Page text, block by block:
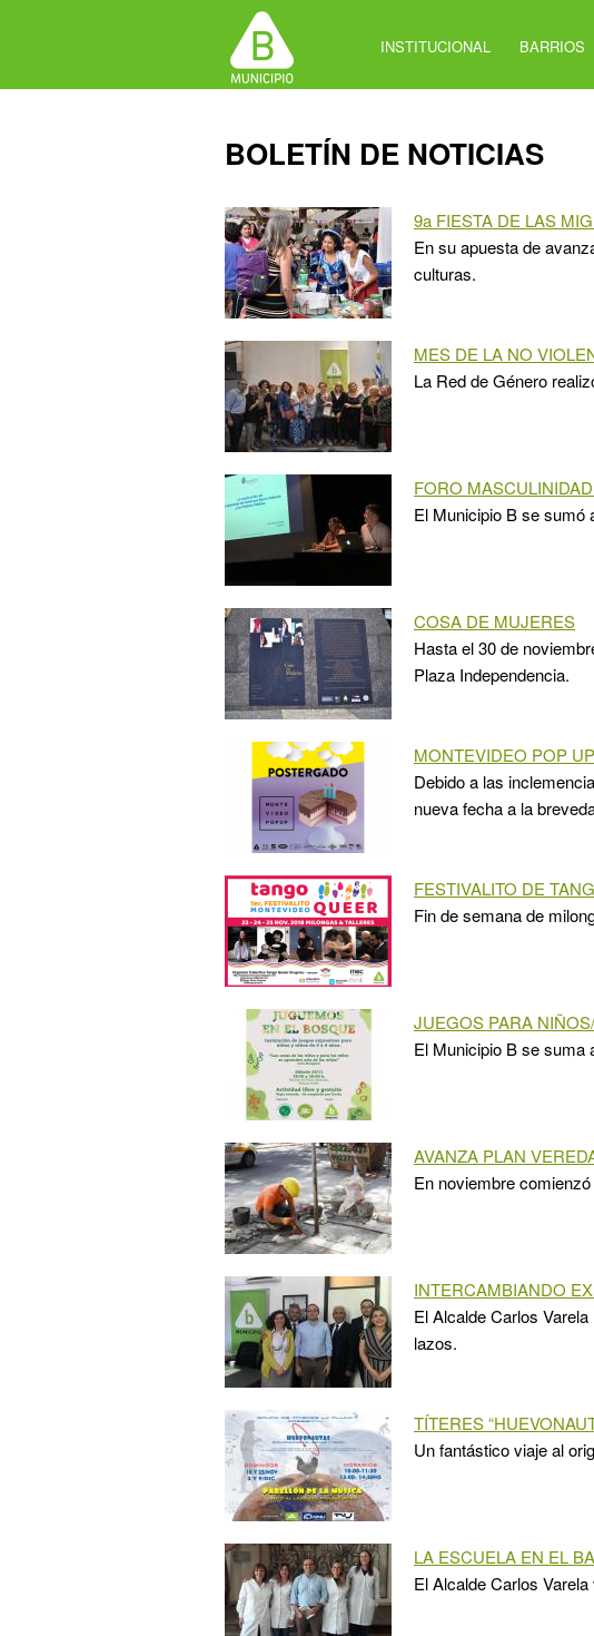
INSTITUCIONAL BARRIOS
Back
to
BOLETÍN DE NOTICIAS
9a FIESTA DE LAS
En su apuesta de
culturas.
MES DE LA NO
La Red de Género
FORO
El Municipio B se sumó
COSA DE MUJERES
Hasta el 30 de
Plaza Independencia.
MONTEVIDEO POP
Debido a las
nueva fecha a la
FESTIVALITO DE
Fin de semana de
JUEGOS PARA
El Municipio B se suma
AVANZA PLAN
En noviembre
INTERCAMBIANDO
El Alcalde Carlos
lazos.
TÍTERES
Un fantástico viaje al
LA ESCUELA EN EL
El Alcalde Carlos